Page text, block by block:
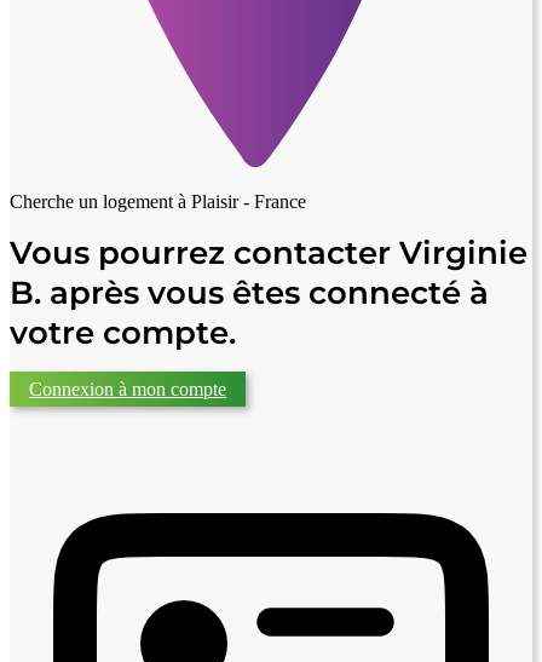
Cherche un logement à Plaisir - France
Vous pourrez contacter Virginie
B. après vous êtes connecté à
votre compte.
Connexion à mon compte